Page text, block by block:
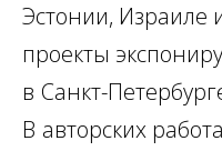
Эстонии, Израиле
проекты
в Санкт-
В авторских